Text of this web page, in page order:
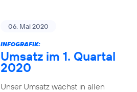
06. Mai 2020
INFOGRAFIK:
Umsatz im 1. Quartal
2020
Unser Umsatz wächst in allen